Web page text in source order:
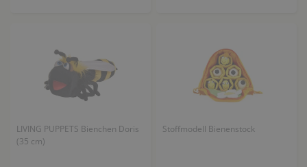
LIVING PUPPETS Bienchen Doris
(35 cm)
Stoffmodell Bienenstock